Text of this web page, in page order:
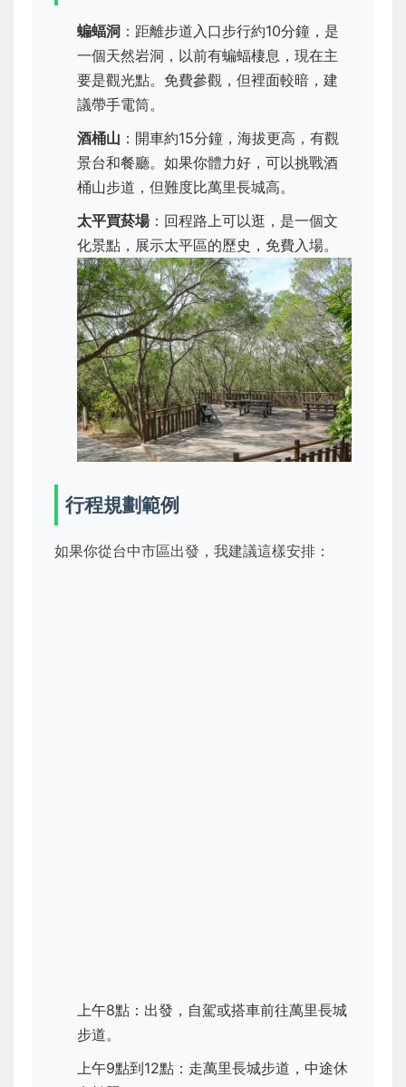
蝙蝠洞 ：距離步道入口步行約10分鐘，是
一個天然岩洞，以前有蝙蝠棲息，現在主
要是觀光點。免費參觀，但裡面較暗，建
議帶手電筒。
酒桶山 ：開車約15分鐘，海拔更高，有觀
景台和餐廳。如果你體力好，可以挑戰酒
桶山步道，但難度比萬里長城高。
太平買菸場：回程路上可以逛，是一個文
化景點，展示太平區的歷史，免費入場。
行程規劃範例
如果你從台中市區出發，我建議這樣安排：
上午8點：出發，自駕或搭車前往萬里長城
步道。
上午9點到12點：走萬里長城步道，中途休